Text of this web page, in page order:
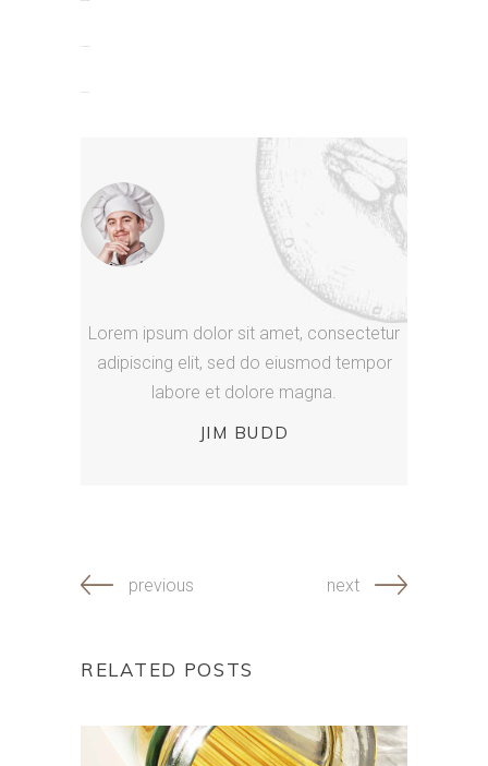
Lorem ipsum dolor sit amet, consectetur
adipiscing elit, sed do eiusmod tempor
labore et dolore magna.
JIM BUDD
previous next
RELATED POSTS